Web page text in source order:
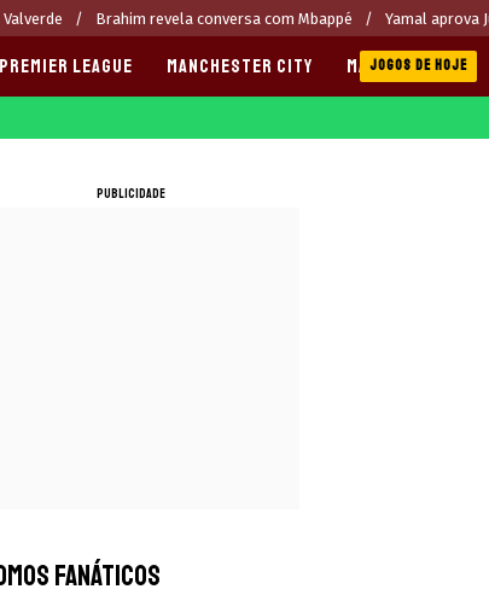
Brahim revela conversa com Mbappé Yamal aprova
PREMIER LEAGUE MANCHESTER CITY MANCHESTER
JOGOS DE HOJE
PUBLICIDADE
FANÁTICOS